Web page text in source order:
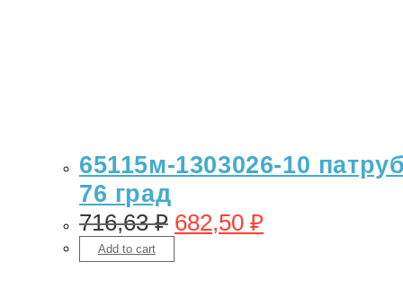
65115м-1303026-10
76 град
716,63₽ 682,50 ₽
Add to cart